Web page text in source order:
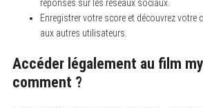
réponses sur les réseaux sociaux.
Enregistrer votre score et découvrez votre
aux autres utilisateurs.
Accéder légalement au film
comment ?